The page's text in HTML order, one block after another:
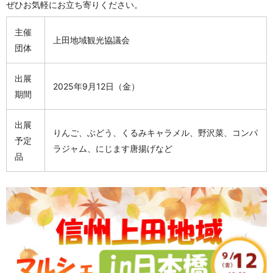
ぜひお気軽にお立ち寄りください。
主催
団体
上田地域観光協議会
出展
期間
2025年9月12日（金）
出展
予定
品
りんご、ぶどう、くるみキャラメル、野沢菜、コンパ
ラジャム、にじます唐揚げなど